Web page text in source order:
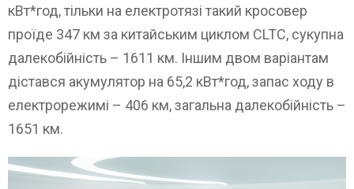
кВт*год, тільки на електротязі такий кросовер
проїде 347 км за китайським циклом CLTC, сукупна
далекобійність – 1611 км. Іншим двом варіантам
дістався акумулятор на 65,2 кВт*год, запас ходу в
електрорежимі – 406 км, загальна далекобійність –
1651 км.